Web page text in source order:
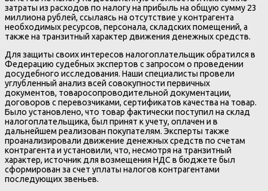
затраты из расходов по налогу на прибыль на общую сумму 23
миллиона рублей, ссылаясь на отсутствие у контрагента
необходимых ресурсов, персонала, складских помещений, а
также на транзитный характер движения денежных средств.
Для защиты своих интересов налогоплательщик обратился в
Федерацию судебных экспертов с запросом о проведении
досудебного исследования. Наши специалисты провели
углубленный анализ всей совокупности первичных
документов, товаросопроводительной документации,
договоров с перевозчиками, сертификатов качества на товар.
Было установлено, что товар фактически поступил на склад
налогоплательщика, был принят к учету, оплачен и в
дальнейшем реализован покупателям. Эксперты также
проанализировали движение денежных средств по счетам
контрагента и установили, что, несмотря на транзитный
характер, источник для возмещения НДС в бюджете был
сформирован за счет уплаты налогов контрагентами
последующих звеньев.